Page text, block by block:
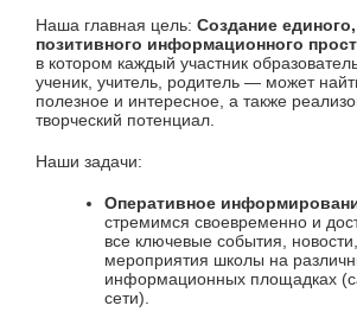
Наша главная цель: Создание
позитивного информационного
в котором каждый участник
ученик, учитель, родитель — может
полезное и интересное, а также
творческий потенциал.
Наши задачи:
Оперативное
стремимся своевременно и
все ключевые события,
мероприятия школы на
информационных площадках
сети).